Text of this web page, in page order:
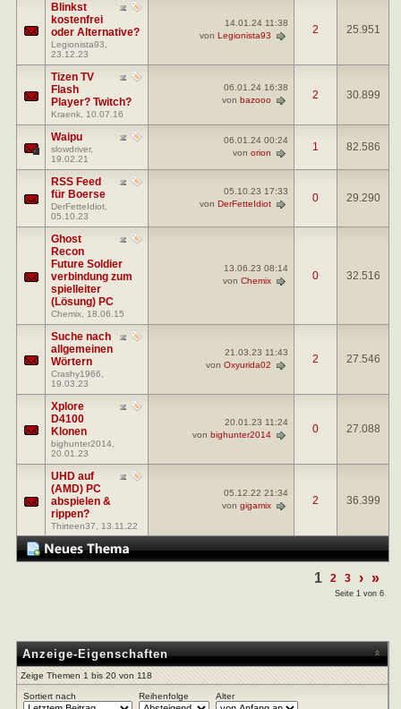
Blinkst
kostenfrei
oder Alternative?
Legionista93
23.12.23
14.01.24 11:38
von Legionista93 2 25.951
Tizen TV
Flash
Player? Twitch?
Kraenk , 10.07.16
06.01.24 16:38
von bazooo 2 30.899
Waipu
slowdriver,
19.02.21
06.01.24 00:24
von orion 1 82.586
RSS Feed
für Boerse
DerFetteIdiot
05.10.23
05.10.23 17:33
von DerFetteIdiot 0 29.290
Ghost
Recon
Future Soldier
verbindung zum
spielleiter
(Lösung) PC
Chemix , 18.06.15
13.06.23 08:14
von Chemix 0 32.516
Suche nach
allgemeinen
Wörtern
Crashy1966
19.03.23
21.03.23 11:43
von Oxyurida02 2 27.546
Xplore
D4100
Klonen
bighunter2014
20.01.23
20.01.23 11:24
von bighunter2014 0 27.088
UHD auf
(AMD) PC
abspielen &
rippen?
Thirteen37 , 13.11.22
05.12.22 21:34
von gigamix 2 36.399
1 2 3 › »
Seite 1 von 6
Anzeige-Eigenschaften
Zeige Themen 1 bis 20 von 118
Sortiert nach Reihenfolge Alter